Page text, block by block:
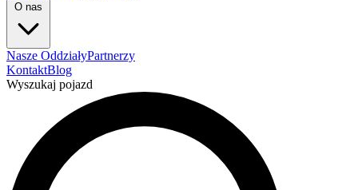
O nas
Nasze OddziałyPartnerzy
KontaktBlog
Wyszukaj pojazd